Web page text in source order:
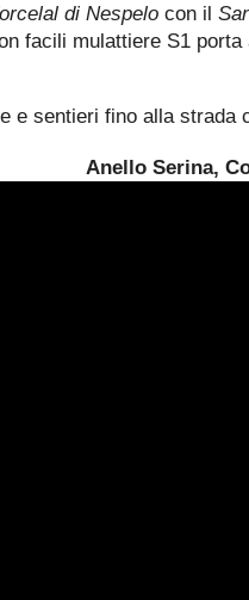
di Nespelo con il
facili mulattiere S1
e sentieri fino alla strada
Anello Serina,